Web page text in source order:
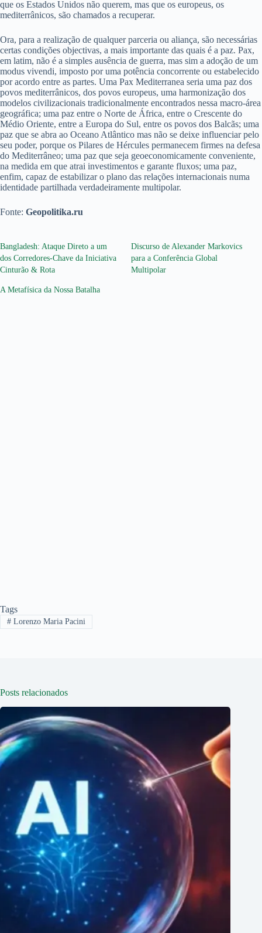
que os Estados Unidos não querem, mas que os europeus, os
mediterrânicos, são chamados a recuperar.
Ora, para a realização de qualquer parceria ou aliança, são necessárias
certas condições objectivas, a mais importante das quais é a paz. Pax,
em latim, não é a simples ausência de guerra, mas sim a adoção de um
modus vivendi, imposto por uma potência concorrente ou estabelecido
por acordo entre as partes. Uma Pax Mediterranea seria uma paz dos
povos mediterrânicos, dos povos europeus, uma harmonização dos
modelos civilizacionais tradicionalmente encontrados nessa macro-área
geográfica; uma paz entre o Norte de África, entre o Crescente do
Médio Oriente, entre a Europa do Sul, entre os povos dos Balcãs; uma
paz que se abra ao Oceano Atlântico mas não se deixe influenciar pelo
seu poder, porque os Pilares de Hércules permanecem firmes na defesa
do Mediterrâneo; uma paz que seja geoeconomicamente conveniente,
na medida em que atrai investimentos e garante fluxos; uma paz,
enfim, capaz de estabilizar o plano das relações internacionais numa
identidade partilhada verdadeiramente multipolar.
Fonte: Geopolitika.ru
Bangladesh: Ataque Direto a um
dos Corredores-Chave da Iniciativa
Cinturão & Rota
Discurso de Alexander Markovics
para a Conferência Global
Multipolar
A Metafísica da Nossa Batalha
Tags
#Lorenzo Maria Pacini
Posts relacionados